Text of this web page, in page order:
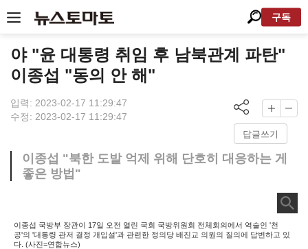
구독
야 "윤 대통령 취임 후 남북관계 파탄"
이종섭 "동의 안 해"
입력: 2023-02-17 11:29:47
수정: 2023-02-17 11:29:47
답글쓰기
이종섭 "북한 도발 억제 위해 단호히 대응하는 게
좋은 방법"
이종섭 국방부 장관이 17일 오전 열린 국회 국방위원회 전체회의에서 역술인 '천
공'의 '대통령 관저 결정 개입설'과 관련한 정의당 배진교 의원의 질의에 답변하고 있
다. (사진=연합뉴스)